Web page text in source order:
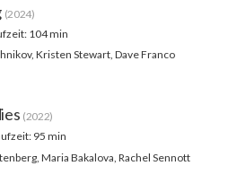
(2024)
104 min
Kristen Stewart, Dave Franco
(2022)
95 min
Maria Bakalova, Rachel Sennott